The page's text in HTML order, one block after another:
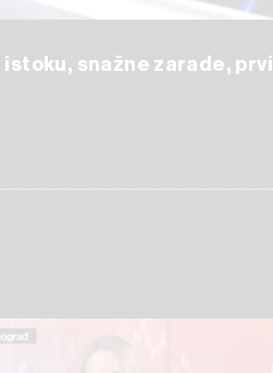
snažne zarade, prvi